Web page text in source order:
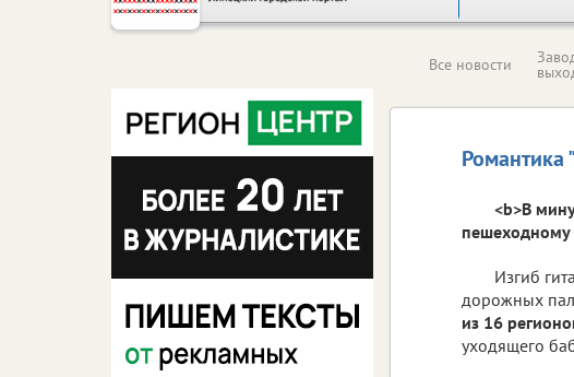
Все новости
Романтика
<b>В
пешеходному
Изгиб
дорожных
из 16
уходящего